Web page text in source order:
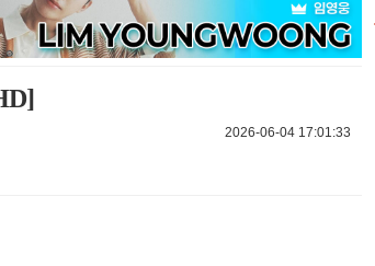
2026-06-04 17:01:33